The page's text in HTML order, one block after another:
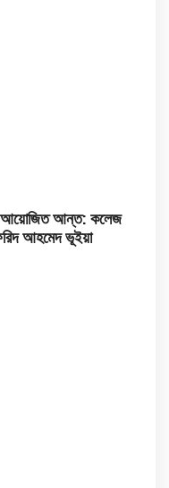
আয়োজিত আন্ত: কলেজ
আহমেদ ভূইয়া